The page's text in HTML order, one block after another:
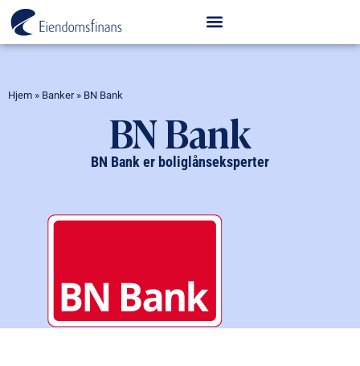
Hjem » Banker» BN Bank
BN Bank
BN Bank er boliglånseksperter